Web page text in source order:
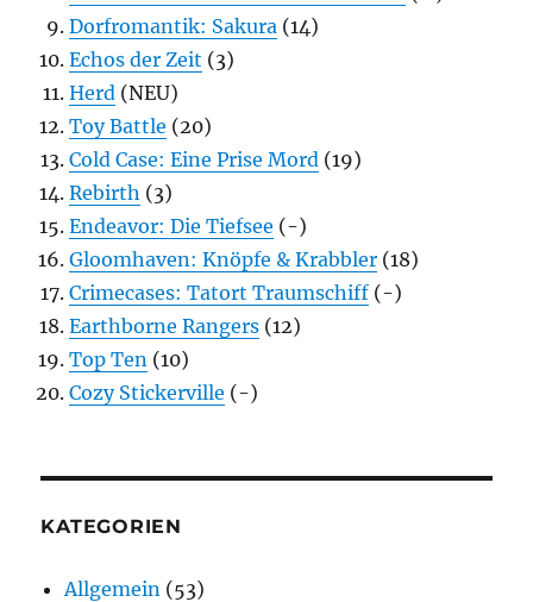
Dorfromantik: Sakura (14)
Echos der Zeit (3)
Herd (NEU)
Toy Battle (20)
Cold Case: Eine Prise Mord (19)
Rebirth (3)
Endeavor: Die Tiefsee (-)
Gloomhaven: Knöpfe & Krabbler (18)
Crimecases: Tatort Traumschiff (-)
Earthborne Rangers (12)
Top Ten (10)
Cozy Stickerville (-)
KATEGORIEN
Allgemein (53)